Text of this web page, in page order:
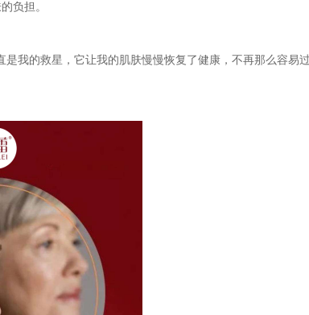
负担。
我的救星，它让我的肌肤慢慢恢复了健康，不再那么容易